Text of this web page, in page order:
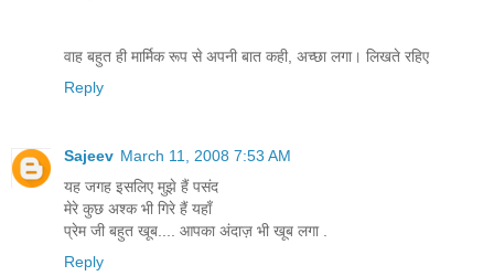
वाह बहुत ही मार्मिक रूप से अपनी बात कही, अच्छा लगा। लिखते रहिए
Reply
Sajeev March 11, 2008 7:53 AM
यह जगह इसलिए मुझे हैं पसंद
मेरे कुछ अश्क भी गिरे हैं यहाँ
प्रेम जी बहुत खूब.... आपका अंदाज़ भी खूब लगा .
Reply